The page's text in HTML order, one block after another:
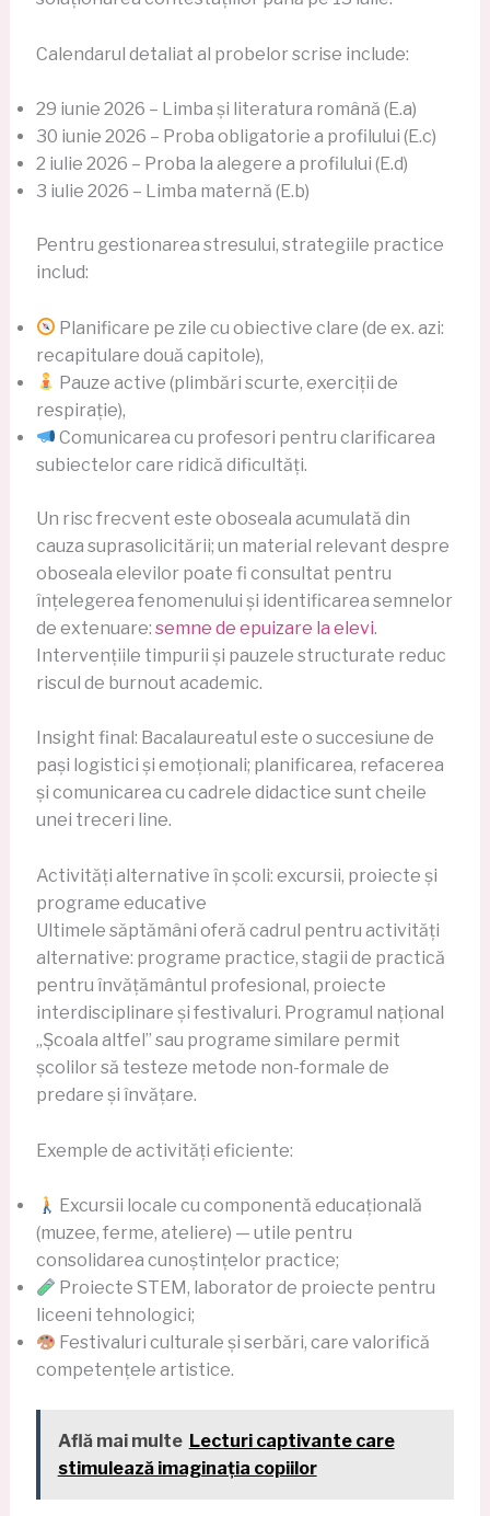
Calendarul detaliat al probelor scrise include:
29 iunie 2026 – Limba și literatura română (E.a)
30 iunie 2026 – Proba obligatorie a profilului (E.c)
2 iulie 2026 – Proba la alegere a profilului (E.d)
3 iulie 2026 – Limba maternă (E.b)
Pentru gestionarea stresului, strategiile practice
includ:
Planificare pe zile cu obiective clare (de ex. azi:
recapitulare două capitole),
Pauze active (plimbări scurte, exerciții de
respirație),
Comunicarea cu profesori pentru clarificarea
subiectelor care ridică dificultăți.
Un risc frecvent este oboseala acumulată din
cauza suprasolicitării; un material relevant despre
oboseala elevilor poate fi consultat pentru
înțelegerea fenomenului și identificarea semnelor
de extenuare: semne de epuizare la elevi.
Intervențiile timpurii și pauzele structurate reduc
riscul de burnout academic.
Insight final: Bacalaureatul este o succesiune de
pași logistici și emoționali; planificarea, refacerea
și comunicarea cu cadrele didactice sunt cheile
unei treceri line.
Activități alternative în școli: excursii, proiecte și
programe educative
Ultimele săptămâni oferă cadrul pentru activități
alternative: programe practice, stagii de practică
pentru învățământul profesional, proiecte
interdisciplinare și festivaluri. Programul național
„Școala altfel” sau programe similare permit
școlilor să testeze metode non-formale de
predare și învățare.
Exemple de activități eficiente:
Excursii locale cu componentă educațională
(muzee, ferme, ateliere) — utile pentru
consolidarea cunoștințelor practice;
Proiecte STEM, laborator de proiecte pentru
liceeni tehnologici;
Festivaluri culturale și serbări, care valorifică
competențele artistice.
Află mai multe Lecturi captivante care
stimulează imaginația copiilor